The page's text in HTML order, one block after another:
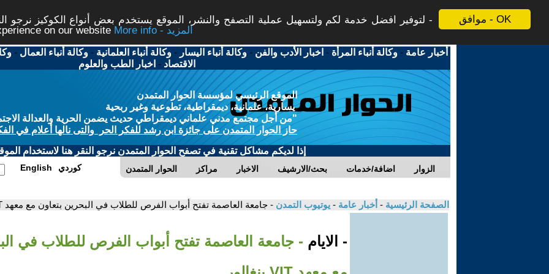
موافق - OK
لتوفير افضل خدمة لكم ولتسهيل عملية التصفح والنشر، الموقع يستخدم بعض أنواع الكوكيز نرجو
on our website
More info - المزيد
أخبار عامة -وكالة أنباء المرأة - اخبار الأدب والفن -وكالة أنباء اليسار -وكالة أنباء العلمانية -وكالة أنباء العمال -
الاقتصاد - اخبار الطب والعلوم
الموقع الرئيسي لمؤسسة الحوار المتمدن
يسارية، علمانية، ديمقراطية، تطوعية وغير ربحية
"من أجل مجتمع مدني علماني ديمقراطي حديث يضمن الحرية والعدالة
حاز الحوار المتمدن على جائزة ابن رشد للفكر الحر والتى نالها أعلام في
إذا لديكم مشاكل تقنية في تصفح الحوار المتمدن نرجو النقر هنا لاستخدام
الحوار المتمدن مراكز الاخبار بحث/الارشيف اضافة/خدمات الزوار English كوردي
الصفحة الرئيسية - أخبار عامة - يوتيوب التمدن - جامعة العاصمة تفتح أبواب الفرص للطلاب في البحرين بتعاون مع معهد VIT بنغالور
- الايام - جامعة العاصمة تفتح أبواب الفرص للطلاب في